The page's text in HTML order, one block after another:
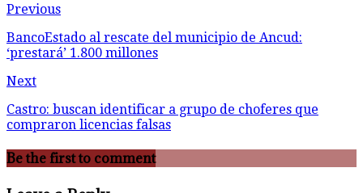
Previous
BancoEstado al rescate del municipio de Ancud:
‘prestará’ 1.800 millones
Next
Castro: buscan identificar a grupo de choferes que
compraron licencias falsas
Be the first to comment